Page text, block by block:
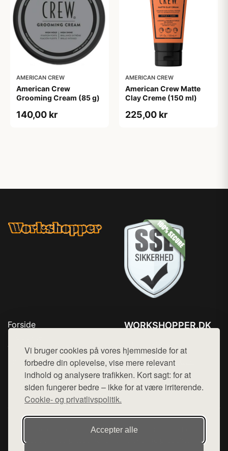
Vi bruger cookies på vores hjemmeside for at
forbedre din oplevelse, vise mere relevant
indhold og analysere trafikken. Kort sagt: for at
siden fungerer bedre – ikke for at være irriterende.
Cookie- og privatlivspolitik.
Accepter alle
AMERICAN CREW
American Crew
Grooming Cream (85 g)
140,00 kr
AMERICAN CREW
American Crew Matte
Clay Creme (150 ml)
225,00 kr
Forside
Top Rabatter
Kontakt
WORKSHOPPER.DK
Mail: hej@want.dk
Cookie- og privatlivspolitik
Denne side er en del af want.dk, der udgiver en række
hjemmesider med præsentation af forskellige produkter fra